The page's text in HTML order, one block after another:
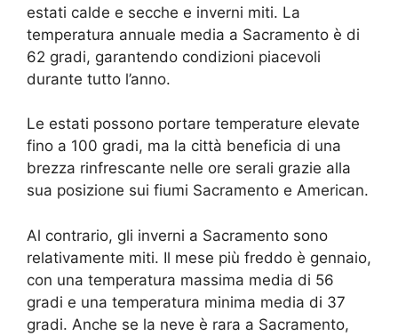
estati calde e secche e inverni miti. La
temperatura annuale media a Sacramento è di
62 gradi, garantendo condizioni piacevoli
durante tutto l’anno.
Le estati possono portare temperature elevate
fino a 100 gradi, ma la città beneficia di una
brezza rinfrescante nelle ore serali grazie alla
sua posizione sui fiumi Sacramento e American.
Al contrario, gli inverni a Sacramento sono
relativamente miti. Il mese più freddo è gennaio,
con una temperatura massima media di 56
gradi e una temperatura minima media di 37
gradi. Anche se la neve è rara a Sacramento,